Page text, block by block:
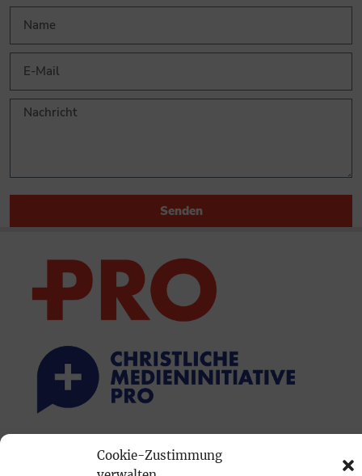
Cookie-Zustimmung
Senden
PRINTAUSGABE